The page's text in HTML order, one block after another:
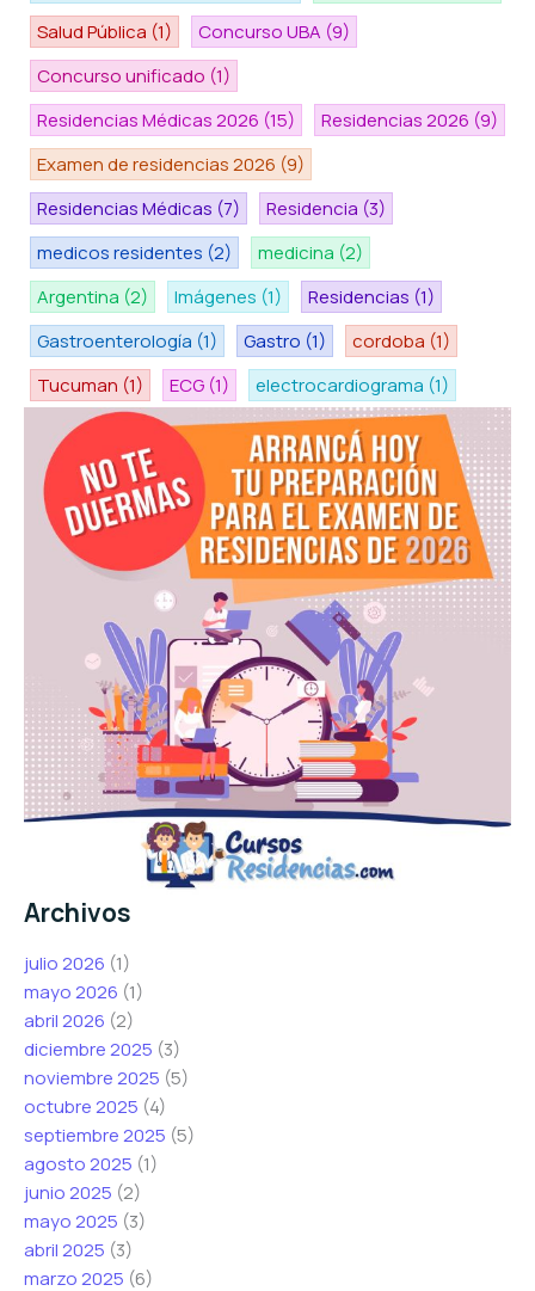
Salud Pública (1) Concurso UBA (9)
Concurso unificado (1)
Residencias Médicas 2026 (15) Residencias 2026 (9)
Examen de residencias 2026 (9)
Residencias Médicas (7) Residencia (3)
medicos residentes (2) medicina (2)
Argentina (2) Imágenes (1) Residencias (1)
Gastroenterología (1) Gastro (1) cordoba (1)
Tucuman (1) ECG (1) electrocardiograma (1)
Archivos
julio 2026 (1)
mayo 2026 (1)
abril 2026 (2)
diciembre 2025 (3)
noviembre 2025 (5)
octubre 2025 (4)
septiembre 2025 (5)
agosto 2025 (1)
junio 2025 (2)
mayo 2025 (3)
abril 2025 (3)
marzo 2025 (6)